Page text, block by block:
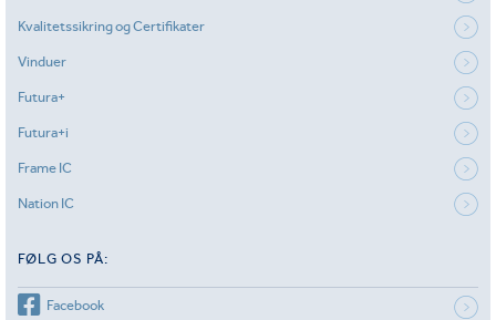
Kvalitetssikring og Certifikater
Vinduer
Futura+
Futura+i
Frame IC
Nation IC
FØLG OS PÅ:
Facebook